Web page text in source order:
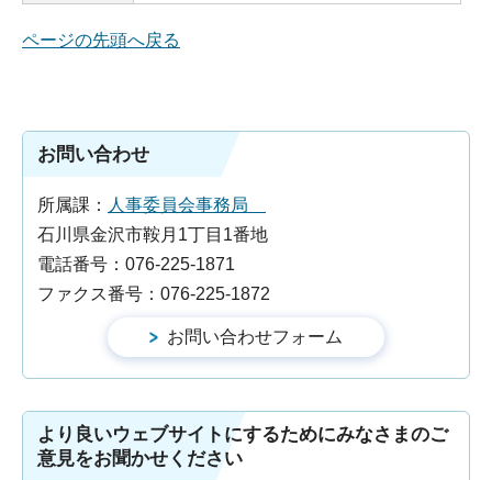
ページの先頭へ戻る
お問い合わせ
所属課： 人事委員会事務局
石川県金沢市鞍月1丁目1番地
電話番号：076-225-1871
ファクス番号：076-225-1872
より良いウェブサイトにするためにみなさまのご
意見をお聞かせください